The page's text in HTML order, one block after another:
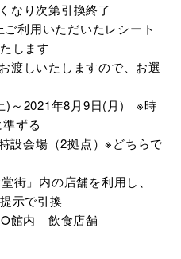
なり次第引換終了
利用いただいたレシート
します
渡しいたしますので、お選
)～2021年8月9日(月) ※時
ずる
設会場（2拠点）※どちらで
街」内の店舗を利用し、
示で引換
館内 飲食店舗